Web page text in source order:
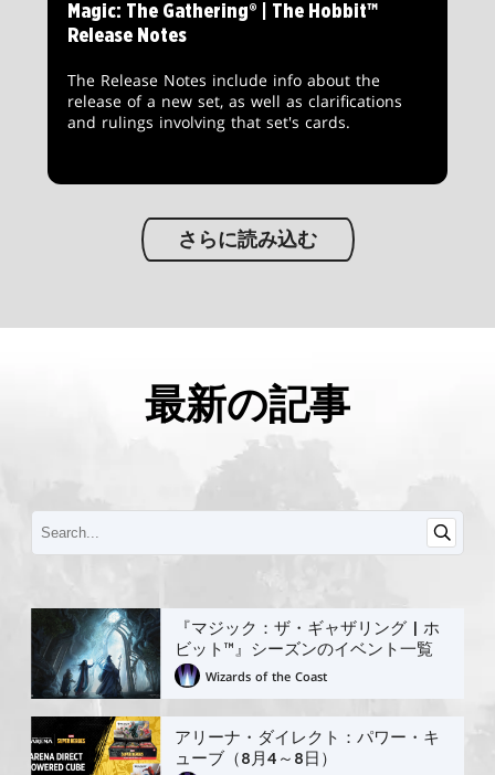
Magic: The Gathering® | The Hobbit™
Release Notes
The Release Notes include info about the
release of a new set, as well as clarifications
and rulings involving that set's cards.
さらに読み込む
最新の記事
『マジック：ザ・ギャザリング | ホ
ビット™』シーズンのイベント一覧
Wizards of the Coast
アリーナ・ダイレクト：パワー・キ
ューブ（8月4～8日）